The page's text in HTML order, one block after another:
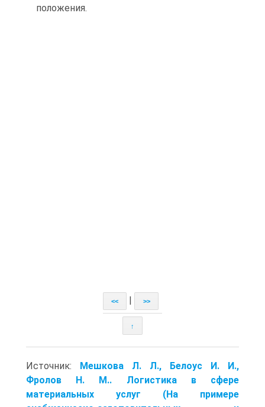
положения.
<< >>
↑
Источник: Мешкова Л. Л., Белоус И. И.,
Фролов Н. М.. Логистика в сфере
материальных услуг (На примере